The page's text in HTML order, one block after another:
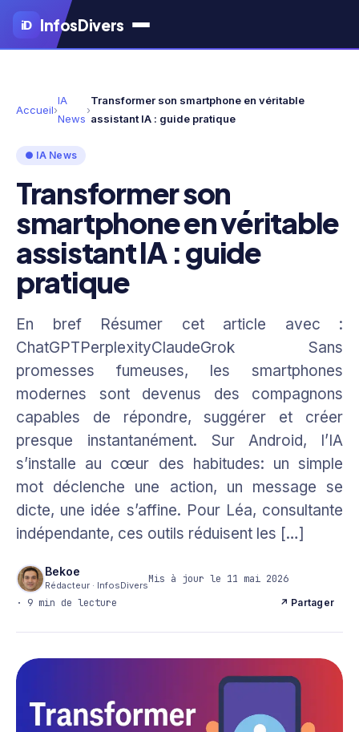
Aller
contenu
iD InfosDivers
Accueil›
IA
News
›
Transformer son smartphone en véritable
assistant IA : guide pratique
● IA News
Transformer son
smartphone en véritable
assistant IA : guide
pratique
En bref Résumer cet article avec :
ChatGPTPerplexityClaudeGrok Sans
promesses fumeuses, les smartphones
modernes sont devenus des compagnons
capables de répondre, suggérer et créer
presque instantanément. Sur Android, l’IA
s’installe au cœur des habitudes: un simple
mot déclenche une action, un message se
dicte, une idée s’affine. Pour Léa, consultante
indépendante, ces outils réduisent les […]
Bekoe
Rédacteur · InfosDiversMis à jour le 11 mai 2026
· 9 min de lecture
↗ Partager